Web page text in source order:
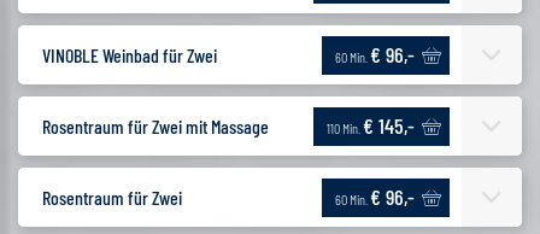
VINOBLE Weinbad für Zwei 60 Min. € 96,-
Rosentraum für Zwei mit Massage 110 Min. € 145,-
Rosentraum für Zwei 60 Min. € 96,-